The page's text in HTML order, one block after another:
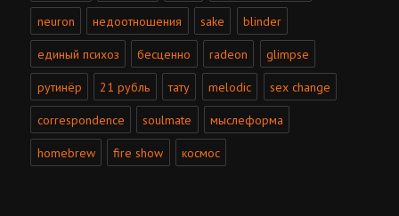
neuron недоотношения sake blinder
единый психоз бесценно radeon glimpse
рутинёр 21 рубль тату melodic sex change
correspondence soulmate мыслеформа
homebrew fire show космос